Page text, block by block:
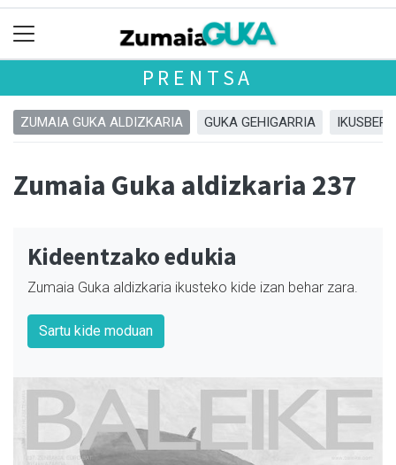
PRENTSA
ZUMAIA GUKA ALDIZKARIA GUKA GEHIGARRIA IKUSBERA
Zumaia Guka aldizkaria 237
Kideentzako edukia
Zumaia Guka aldizkaria ikusteko kide izan behar zara.
Sartu kide moduan